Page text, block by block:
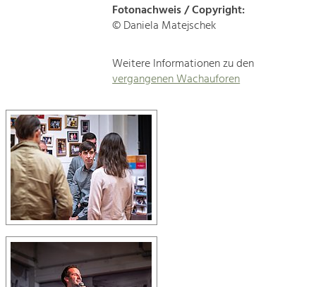
Fotonachweis / Copyright:
© Daniela Matejschek
Weitere Informationen zu den
vergangenen Wachauforen